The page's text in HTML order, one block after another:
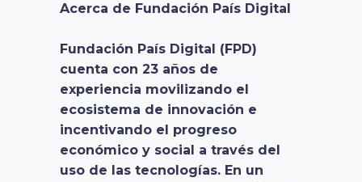
Acerca de Fundación País Digital
Fundación País Digital (FPD)
cuenta con 23 años de
experiencia movilizando el
ecosistema de innovación e
incentivando el progreso
económico y social a través del
uso de las tecnologías. En un